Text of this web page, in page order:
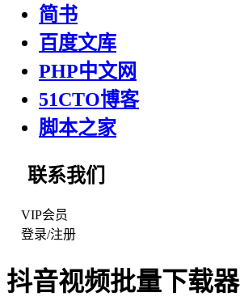
简书
百度文库
PHP中文网
51CTO博客
脚本之家
联系我们
VIP会员
登录/注册
抖音视频批量下载器